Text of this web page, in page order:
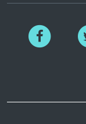
Facebook